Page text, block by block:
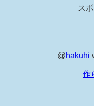
ス
@hakuhi
作